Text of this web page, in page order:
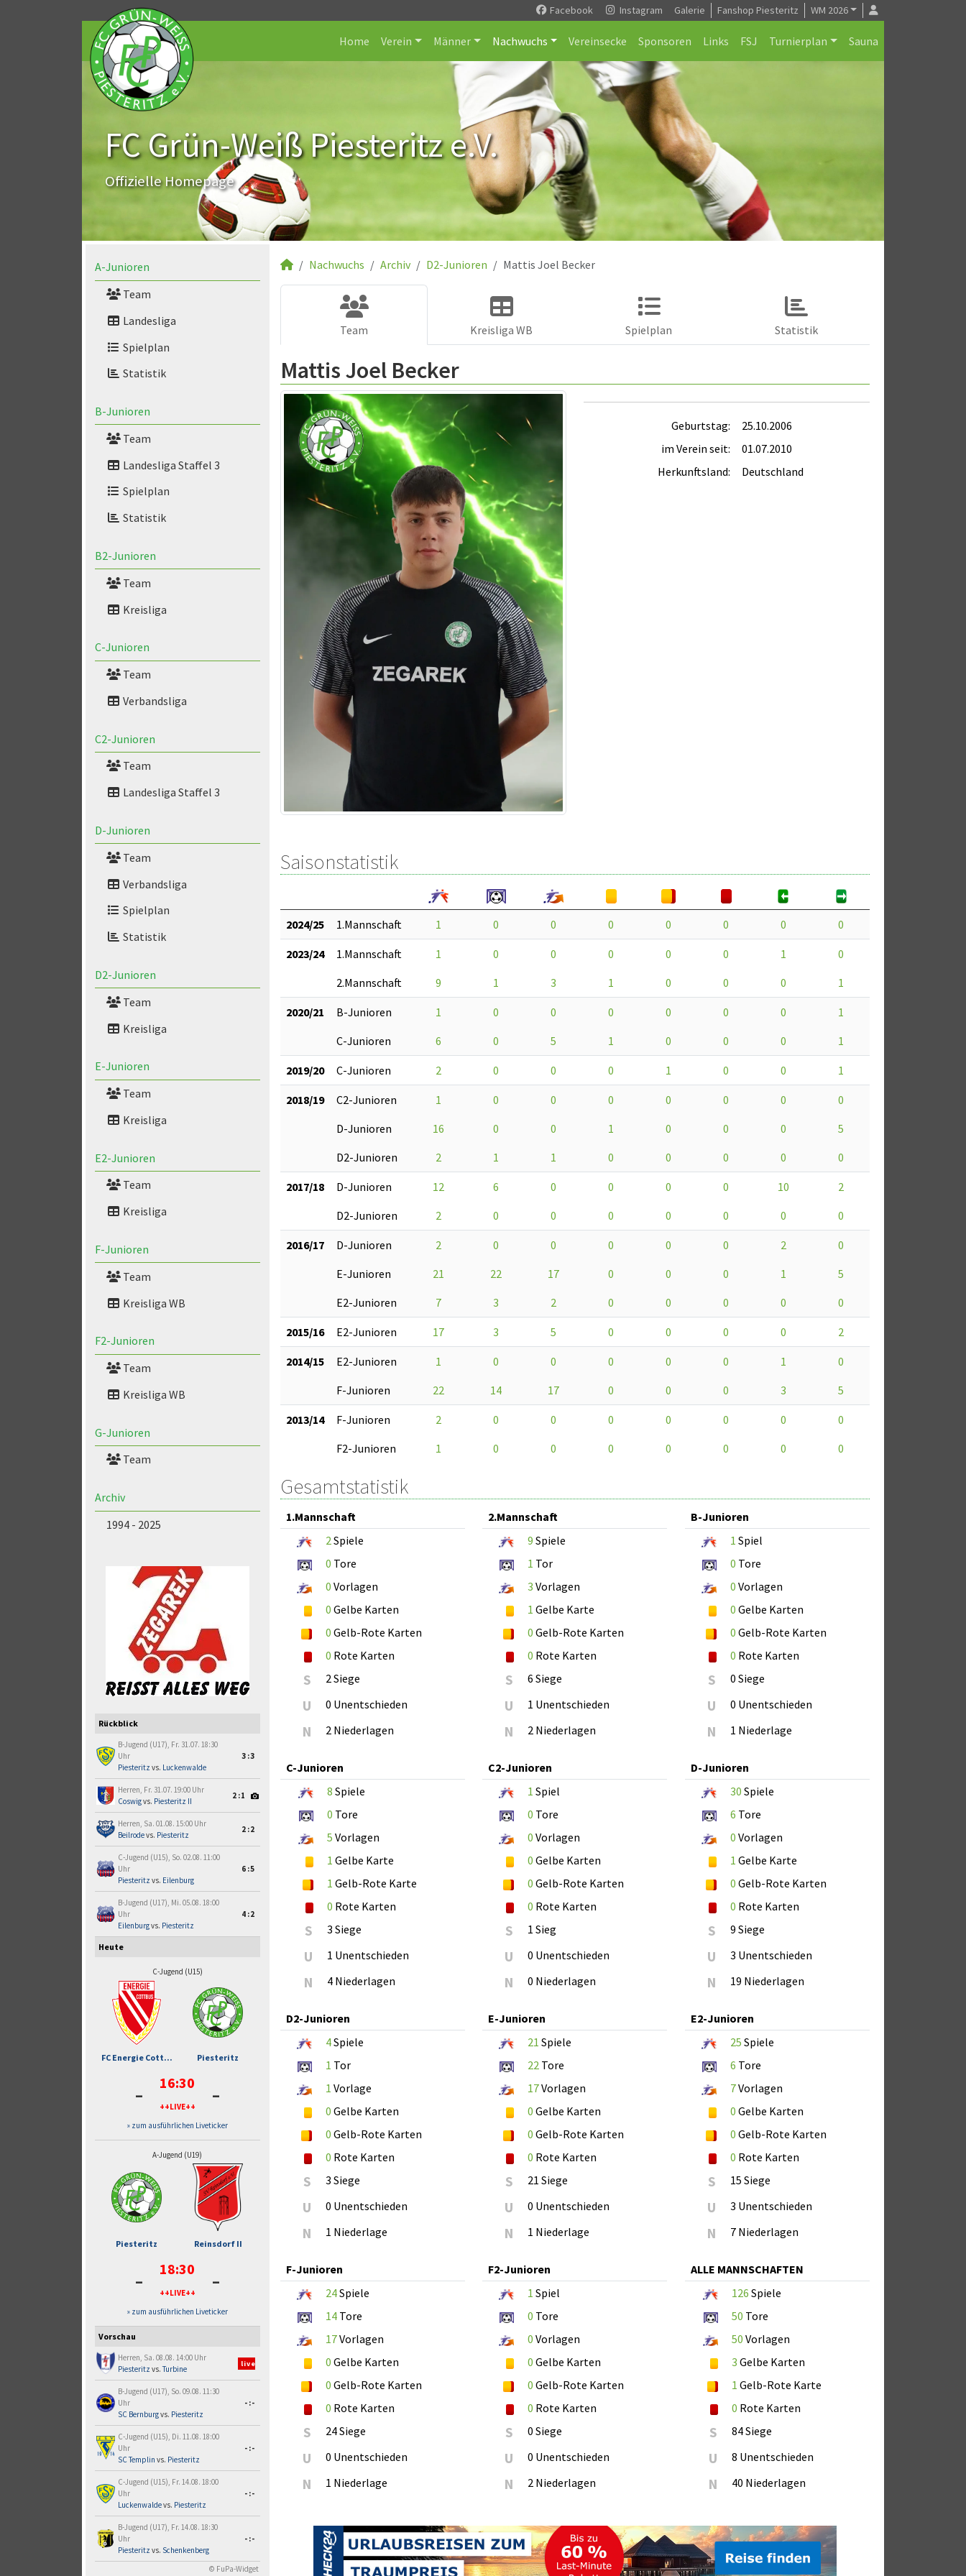
Facebook Instagram Galerie Fanshop Piesteritz WM 2026
Home Verein Männer Nachwuchs Vereinsecke Sponsoren Links FSJ Turnierplan Sauna
FC Grün-Weiß Piesteritz e.V.
Offizielle Homepage
A-Junioren
Team
Landesliga
Spielplan
Statistik
B-Junioren
Team
Landesliga Staffel 3
Spielplan
Statistik
B2-Junioren
Team
Kreisliga
C-Junioren
Team
Verbandsliga
C2-Junioren
Team
Landesliga Staffel 3
D-Junioren
Team
Verbandsliga
Spielplan
Statistik
D2-Junioren
Team
Kreisliga
E-Junioren
Team
Kreisliga
E2-Junioren
Team
Kreisliga
F-Junioren
Team
Kreisliga WB
F2-Junioren
Team
Kreisliga WB
G-Junioren
Team
Archiv
1994 - 2025
Rückblick
B-Jugend (U17), Fr. 31.07. 18:30
Uhr
Piesteritz vs. Luckenwalde
3:3
Herren, Fr. 31.07. 19:00 Uhr
Coswigvs. Piesteritz II
2:1
Herren, Sa. 01.08. 15:00 Uhr
Beilrodevs. Piesteritz
2:2
C-Jugend (U15), So. 02.08. 11:00
Uhr
Piesteritz vs. Eilenburg
6:5
B-Jugend (U17), Mi. 05.08. 18:00
Uhr
Eilenburgvs. Piesteritz
4:2
Heute
C-Jugend (U15)
FC Energie Cott... Piesteritz
- 16:30
++LIVE++ -
» zum ausführlichen Liveticker
A-Jugend (U19)
Piesteritz Reinsdorf II
- 18:30
++LIVE++ -
» zum ausführlichen Liveticker
Vorschau
Herren, Sa. 08.08. 14:00 Uhr
Piesteritz vs.Turbine
live
B-Jugend (U17), So. 09.08. 11:30
Uhr
SC Bernburgvs. Piesteritz
-:-
C-Jugend (U15), Di. 11.08. 18:00
Uhr
SC Templin vs. Piesteritz
-:-
C-Jugend (U15), Fr. 14.08. 18:00
Uhr
Luckenwaldevs. Piesteritz
-:-
B-Jugend (U17), Fr. 14.08. 18:30
Uhr
Piesteritz vs. Schenkenberg
-:-
© FuPa-Widget
Nachwuchs Archiv D2-Junioren Mattis Joel Becker
Team Kreisliga WB Spielplan Statistik
Mattis Joel Becker
Geburtstag:
25.10.2006
im Verein seit:
01.07.2010
Herkunftsland:
Deutschland
Saisonstatistik
2024/25 1.Mannschaft 1 0 0 0 0 0 0 0
2023/24 1.Mannschaft 1 0 0 0 0 0 1
0
2.Mannschaft
9 1 3 1 0 0 0 1
2020/21 B-Junioren 1 0 0 0 0 0 0
1
C-Junioren
6 0 5 1 0 0 0 1
2019/20 C-Junioren 2 0 0 0 1 0 0 1
2018/19 C2-Junioren 1 0 0 0 0 0 0
0
D-Junioren
16 0 0 1 0 0 0
5
D2-Junioren
2 1 1 0 0 0 0 0
2017/18 D-Junioren 12 6 0 0 0 0 10
2
D2-Junioren
2 0 0 0 0 0 0 0
2016/17 D-Junioren 2 0 0 0 0 0 2
0
E-Junioren
21 22 17 0 0 0 1
5
E2-Junioren
7 3 2 0 0 0 0 0
2015/16 E2-Junioren 17 3 5 0 0 0 0 2
2014/15 E2-Junioren 1 0 0 0 0 0 1
0
F-Junioren
22 14 17 0 0 0 3 5
2013/14 F-Junioren 2 0 0 0 0 0 0
0
F2-Junioren
1 0 0 0 0 0 0 0
Gesamtstatistik
1.Mannschaft
2Spiele
0 Tore
0 Vorlagen
0 Gelbe Karten
0 Gelb-Rote Karten
0 Rote Karten
S 2 Siege
U 0 Unentschieden
N 2 Niederlagen
2.Mannschaft
9 Spiele
1 Tor
3 Vorlagen
1 Gelbe Karte
0 Gelb-Rote Karten
0 Rote Karten
S 6 Siege
U 1 Unentschieden
N 2 Niederlagen
B-Junioren
1 Spiel
0 Tore
0 Vorlagen
0 Gelbe Karten
0 Gelb-Rote Karten
0 Rote Karten
S 0 Siege
U 0 Unentschieden
N 1 Niederlage
C-Junioren
8 Spiele
0 Tore
5 Vorlagen
1 Gelbe Karte
1 Gelb-Rote Karte
0 Rote Karten
S 3 Siege
U 1 Unentschieden
N 4 Niederlagen
C2-Junioren
1 Spiel
0 Tore
0 Vorlagen
0 Gelbe Karten
0 Gelb-Rote Karten
0 Rote Karten
S 1 Sieg
U 0 Unentschieden
N 0 Niederlagen
D-Junioren
30 Spiele
6 Tore
0 Vorlagen
1 Gelbe Karte
0 Gelb-Rote Karten
0 Rote Karten
S 9 Siege
U 3 Unentschieden
N 19 Niederlagen
D2-Junioren
4Spiele
1 Tor
1 Vorlage
0 Gelbe Karten
0 Gelb-Rote Karten
0 Rote Karten
S 3 Siege
U 0 Unentschieden
N 1 Niederlage
E-Junioren
21 Spiele
22 Tore
17Vorlagen
0 Gelbe Karten
0 Gelb-Rote Karten
0 Rote Karten
S 21 Siege
U 0 Unentschieden
N 1 Niederlage
E2-Junioren
25 Spiele
6 Tore
7Vorlagen
0 Gelbe Karten
0 Gelb-Rote Karten
0 Rote Karten
S 15 Siege
U 3 Unentschieden
N 7 Niederlagen
F-Junioren
24Spiele
14 Tore
17Vorlagen
0 Gelbe Karten
0 Gelb-Rote Karten
0 Rote Karten
S 24 Siege
U 0 Unentschieden
N 1 Niederlage
F2-Junioren
1 Spiel
0 Tore
0 Vorlagen
0 Gelbe Karten
0 Gelb-Rote Karten
0 Rote Karten
S 0 Siege
U 0 Unentschieden
N 2 Niederlagen
ALLE MANNSCHAFTEN
126 Spiele
50 Tore
50 Vorlagen
3 Gelbe Karten
1 Gelb-Rote Karte
0 Rote Karten
S 84 Siege
U 8 Unentschieden
N 40 Niederlagen